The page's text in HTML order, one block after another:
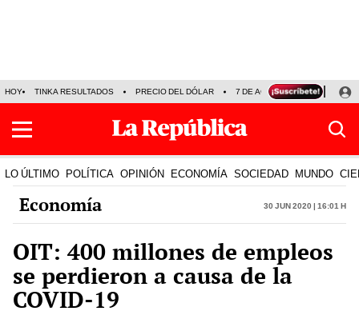
HOY TINKA RESULTADOS PRECIO DEL DÓLAR 7 DE AGOSTO OLLANTA
LO ÚLTIMO POLÍTICA OPINIÓN ECONOMÍA SOCIEDAD MUNDO
Economía 30 Jun 2020 | 16:01 h
OIT: 400 millones de empleos
se perdieron a causa de la
COVID-19